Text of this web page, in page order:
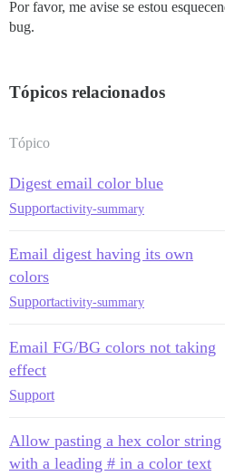
Por favor, me avise se estou
bug.
Tópicos relacionados
Tópico
Digest email color blue
Supportactivity-summary
Email digest having its own
colors
Supportactivity-summary
Email FG/BG colors not taking
effect
Support
Allow pasting a hex color string
with a leading # in a color text